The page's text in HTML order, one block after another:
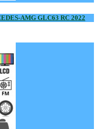
AMG GLC63 RC 2022